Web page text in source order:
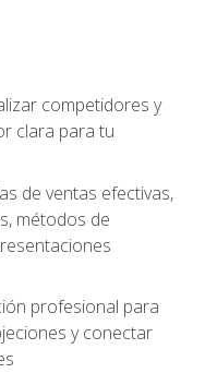
competidores y
clara para tu
de ventas efectivas,
métodos de
profesional para
y conectar